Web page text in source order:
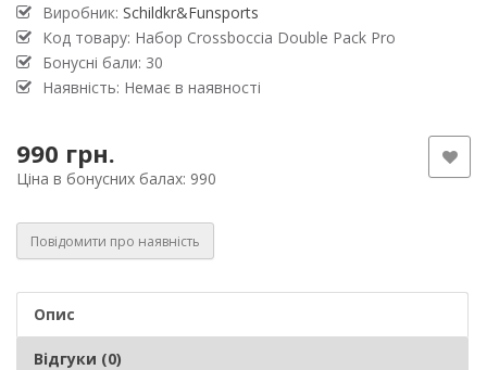
Виробник: Schildkr&Funsports
Код товару: Набор Crossboccia Double Pack Pro
Бонусні бали: 30
Наявність: Немає в наявності
990 грн.
Ціна в бонусних балах: 990
Повідомити про наявність
Опис
Відгуки (0)